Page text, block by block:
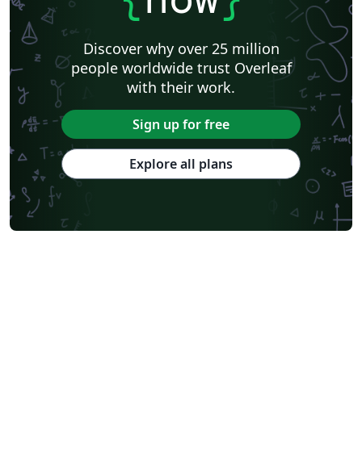
Discover why over 25 million
people worldwide trust Overleaf
with their work.
Sign up for free
Explore all plans